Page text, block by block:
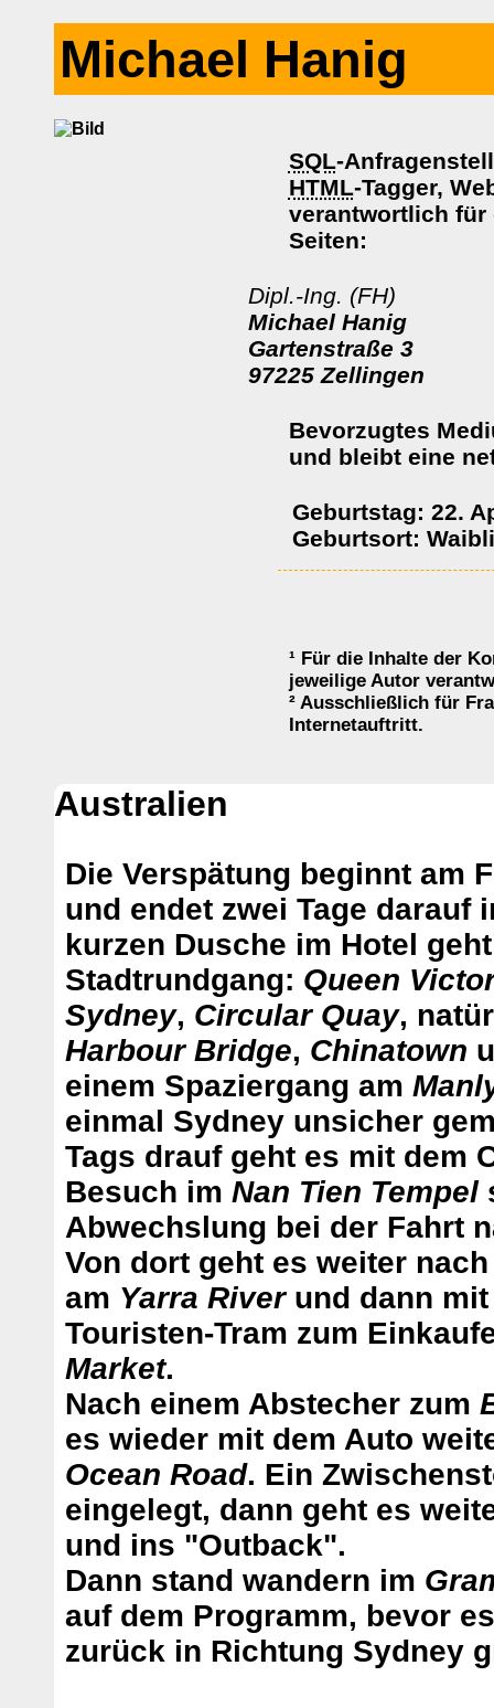
Michael Hanig
SQL-
HTML-Tagger,
verantwortlich für
Seiten:
Dipl.-Ing. (FH)
Michael Hanig
Gartenstraße 3
97225 Zellingen
Bevorzugtes
und bleibt eine
Geburtstag: 22.
Geburtsort:
¹ Für die Inhalte der
jeweilige Autor
² Ausschließlich für
Internetauftritt.
Australien
Die Verspätung beginnt am
und endet zwei Tage darauf
kurzen Dusche im Hotel
Stadtrundgang: Queen
Sydney, Circular Quay,
Harbour Bridge, Chinatown
einem Spaziergang am
einmal Sydney unsicher
Tags drauf geht es mit dem
Besuch im Nan Tien Tempel
Abwechslung bei der Fahrt
Von dort geht es weiter
am Yarra Riverund dann
Touristen-Tram zum
Market.
Nach einem Abstecher zum
es wieder mit dem Auto
Ocean Road. Ein
eingelegt, dann geht es
und ins "Outback".
Dann stand wandern im
auf dem Programm, bevor
zurück in Richtung Sydney